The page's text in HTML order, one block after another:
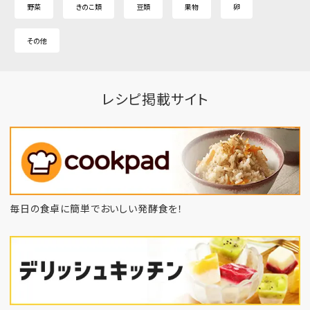
野菜 きのこ類 豆類 果物 卵
その他
レシピ掲載サイト
毎日の食卓に簡単でおいしい発酵食を！